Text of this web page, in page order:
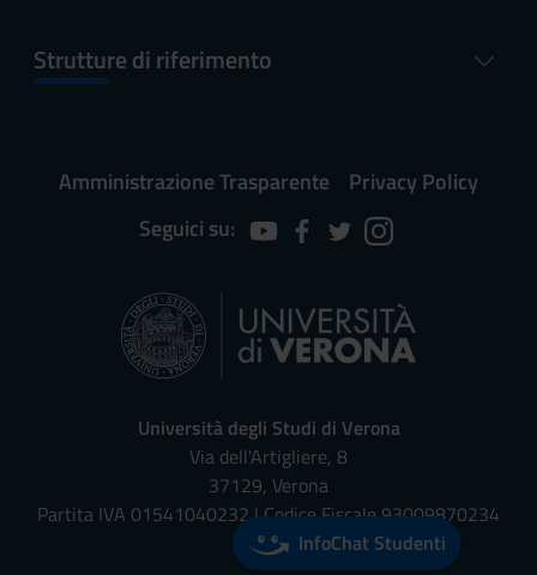
Strutture di riferimento
Amministrazione Trasparente
Privacy Policy
Seguici su:
Università degli Studi di Verona
Via dell'Artigliere, 8
37129, Verona
Partita IVA 01541040232 | Codice Fiscale 93009870234
InfoChat Studenti